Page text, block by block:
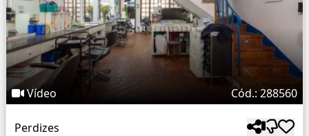
Vídeo Cód.: 288560
Perdizes